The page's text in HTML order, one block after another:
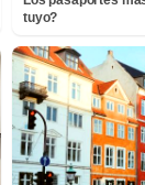
tuyo?